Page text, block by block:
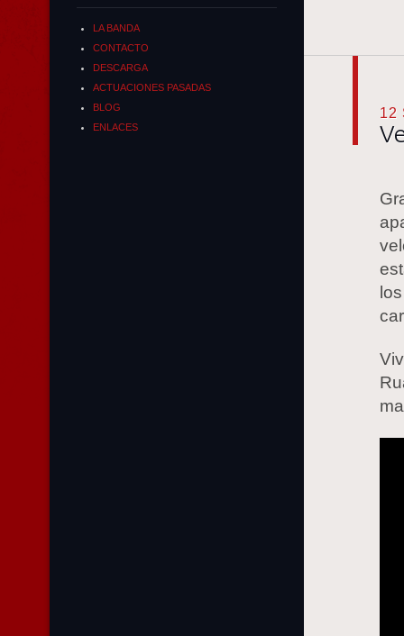
12
LA BANDA
CONTACTO
DESCARGA
ACTUACIONES PASADAS
BLOG
ENLACES